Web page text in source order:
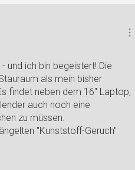
und ich bin begeistert! Die
als mein bisher
findet neben dem 16" Laptop,
auch noch eine
zu müssen.
"Kunststoff-Geruch"